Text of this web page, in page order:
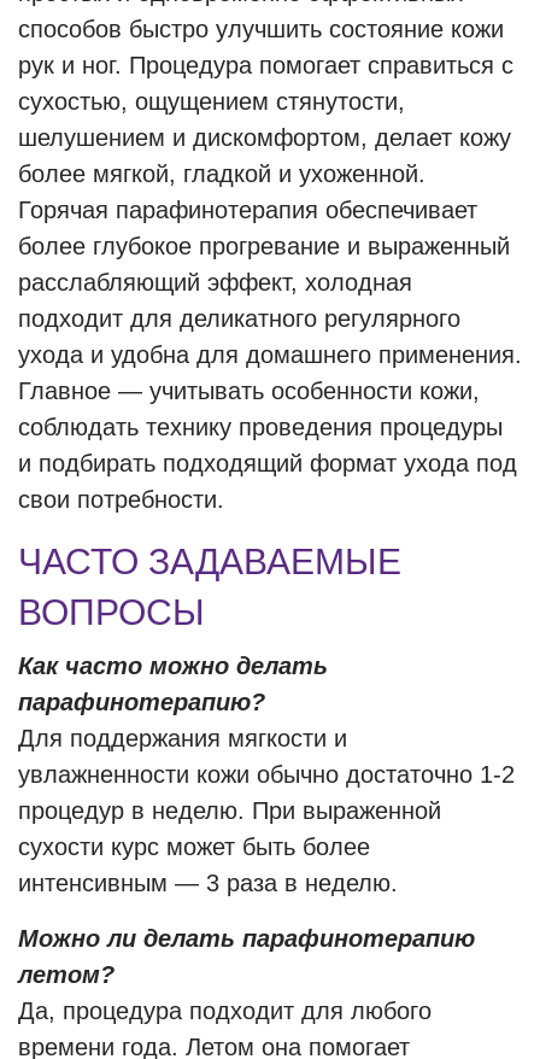
способов быстро улучшить состояние кожи
рук и ног. Процедура помогает справиться с
сухостью, ощущением стянутости,
шелушением и дискомфортом, делает кожу
более мягкой, гладкой и ухоженной.
Горячая парафинотерапия обеспечивает
более глубокое прогревание и выраженный
расслабляющий эффект, холодная
подходит для деликатного регулярного
ухода и удобна для домашнего применения.
Главное — учитывать особенности кожи,
соблюдать технику проведения процедуры
и подбирать подходящий формат ухода под
свои потребности.
ЧАСТО ЗАДАВАЕМЫЕ
ВОПРОСЫ
Как часто можно делать
парафинотерапию?
Для поддержания мягкости и
увлажненности кожи обычно достаточно 1-2
процедур в неделю. При выраженной
сухости курс может быть более
интенсивным — 3 раза в неделю.
Можно ли делать парафинотерапию
летом?
Да, процедура подходит для любого
времени года. Летом она помогает